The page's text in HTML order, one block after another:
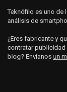
Teknófilo es uno de
análisis de
¿Eres fabricante y
contratar publicidad
blog? Envíanos un